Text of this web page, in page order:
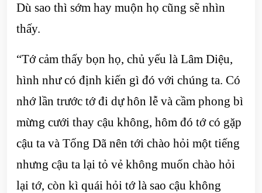
Dù sao thì sớm hay muộn họ cũng sẽ nhìn
thấy.
“Tớ cảm thấy bọn họ, chủ yếu là Lâm Diệu,
hình như có định kiến gì đó với chúng ta. Có
nhớ lần trước tớ đi dự hôn lễ và cầm phong bì
mừng cưới thay cậu không, hôm đó tớ có gặp
cậu ta và Tống Dã nên tới chào hỏi một tiếng
nhưng cậu ta lại tỏ vẻ không muốn chào hỏi
lại tớ, còn kì quái hỏi tớ là sao cậu không